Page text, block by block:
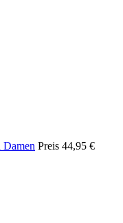
Damen Preis 44,95 €